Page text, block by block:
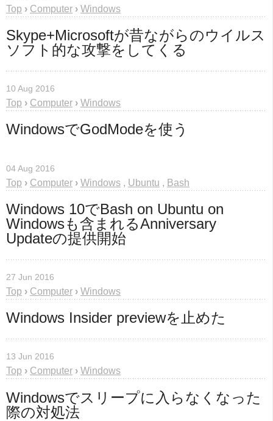
Top › Computer › Windows
Skype+Microsoftが昔ながらのウイルス
ソフト的な攻撃をしてくる
10 Aug 2016
Top › Computer › Windows
WindowsでGodModeを使う
04 Aug 2016
Top › Computer › Windows , Ubuntu , Bash
Windows 10でBash on Ubuntu on
Windowsも含まれるAnniversary
Updateの提供開始
27 Jun 2016
Top › Computer › Windows
Windows Insider previewを止めた
13 Jun 2016
Top › Computer › Windows
Windowsでスリープに入らなくなった
際の対処法